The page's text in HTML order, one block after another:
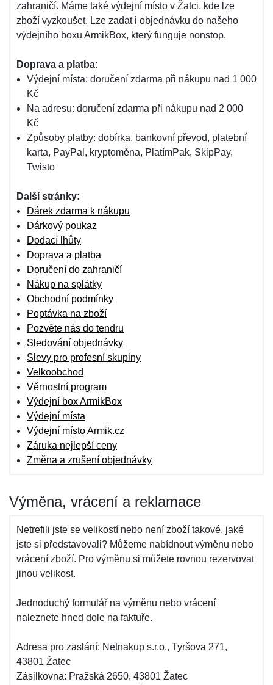
zahraničí. Máme také výdejní místo v Žatci, kde lze
zboží vyzkoušet. Lze zadat i objednávku do našeho
výdejního boxu ArmikBox, který funguje nonstop.
Doprava a platba:
Výdejní místa: doručení zdarma při nákupu nad 1 000
Kč
Na adresu: doručení zdarma při nákupu nad 2 000
Kč
Způsoby platby: dobírka, bankovní převod, platební
karta, PayPal, kryptoměna, PlatímPak, SkipPay,
Twisto
Další stránky:
Dárek zdarma k nákupu
Dárkový poukaz
Dodací lhůty
Doprava a platba
Doručení do zahraničí
Nákup na splátky
Obchodní podmínky
Poptávka na zboží
Pozvěte nás do tendru
Sledování objednávky
Slevy pro profesní skupiny
Velkoobchod
Věrnostní program
Výdejní box ArmikBox
Výdejní místa
Výdejní místo Armik.cz
Záruka nejlepší ceny
Změna a zrušení objednávky
Výměna, vrácení a reklamace
Netrefili jste se velikostí nebo není zboží takové, jaké
jste si představovali? Můžeme nabídnout výměnu nebo
vrácení zboží. Pro výměnu si můžete rovnou rezervovat
jinou velikost.
Jednoduchý formulář na výměnu nebo vrácení
naleznete hned dole na faktuře.
Adresa pro zaslání: Netnakup s.r.o., Tyršova 271,
43801 Žatec
Zásilkovna: Pražská 2650, 43801 Žatec